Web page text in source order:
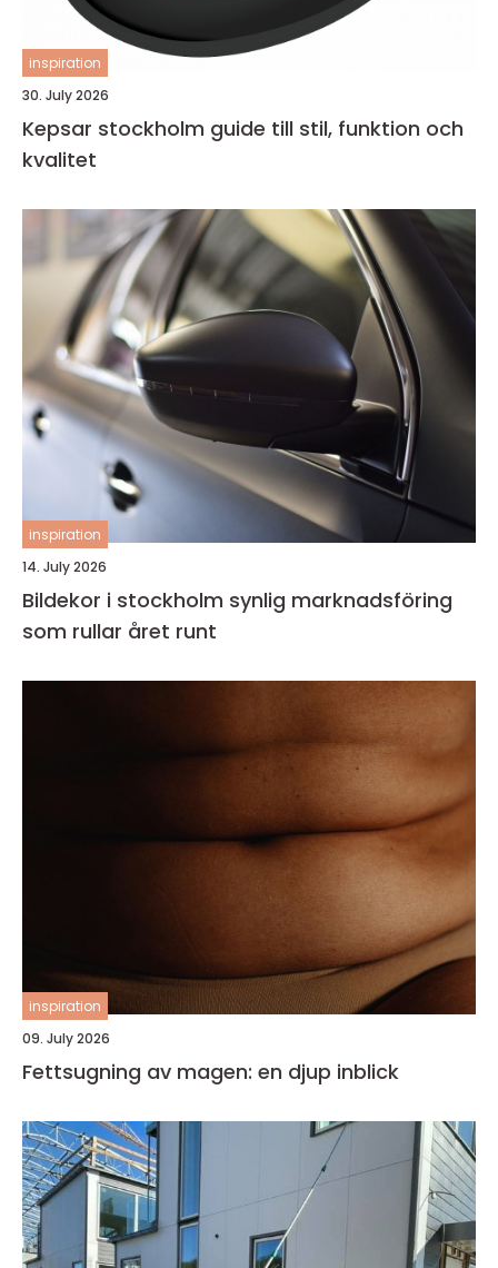
inspiration
30. July 2026
Kepsar stockholm guide till stil, funktion och
kvalitet
inspiration
14. July 2026
Bildekor i stockholm synlig marknadsföring
som rullar året runt
inspiration
09. July 2026
Fettsugning av magen: en djup inblick